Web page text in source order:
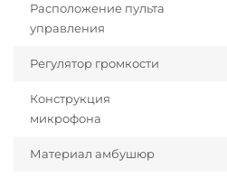
Расположение пульта
управления
Регулятор громкости
Конструкция
микрофона
Материал амбушюр